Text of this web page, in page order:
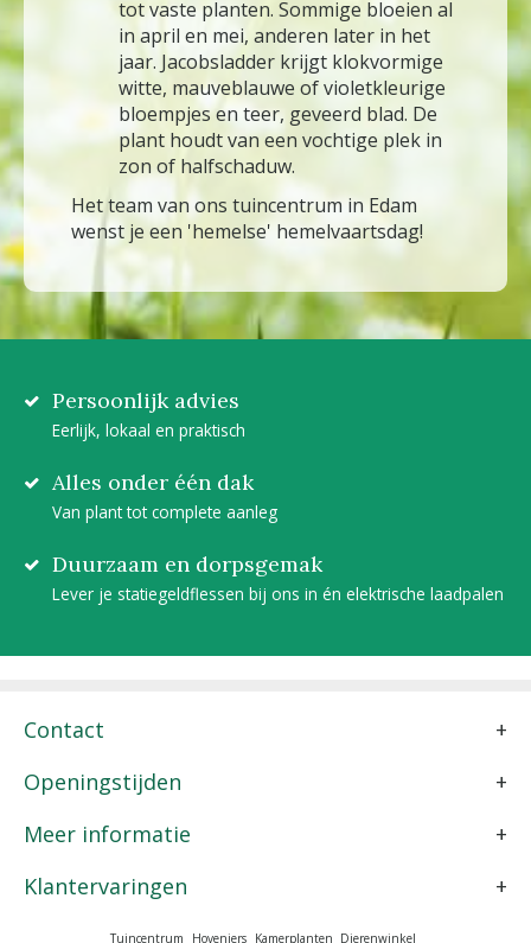
tot vaste planten. Sommige bloeien al
in april en mei, anderen later in het
jaar. Jacobsladder krijgt klokvormige
witte, mauveblauwe of violetkleurige
bloempjes en teer, geveerd blad. De
plant houdt van een vochtige plek in
zon of halfschaduw.
Het team van ons tuincentrum in Edam
wenst je een 'hemelse' hemelvaartsdag!
Persoonlijk advies
Eerlijk, lokaal en praktisch
Alles onder één dak
Van plant tot complete aanleg
Duurzaam en dorpsgemak
Lever je statiegeldflessen bij ons in én elektrische laadpalen
Contact
Openingstijden
Meer informatie
Klantervaringen
Tuincentrum Hoveniers Kamerplanten Dierenwinkel